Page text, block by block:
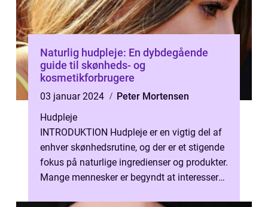
Naturlig hudpleje: En dybdegående
guide til skønheds- og
kosmetikforbrugere
03 januar 2024
Peter Mortensen
Hudpleje
INTRODUKTION Hudpleje er en vigtig del af
enhver skønhedsrutine, og der er et stigende
fokus på naturlige ingredienser og produkter.
Mange mennesker er begyndt at interessere